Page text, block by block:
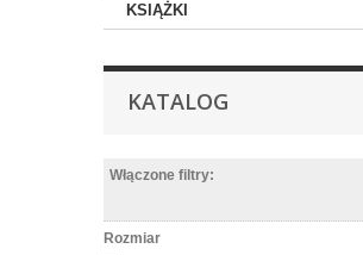
KSIĄŻKI
KATALOG
Włączone filtry:
Rozmiar